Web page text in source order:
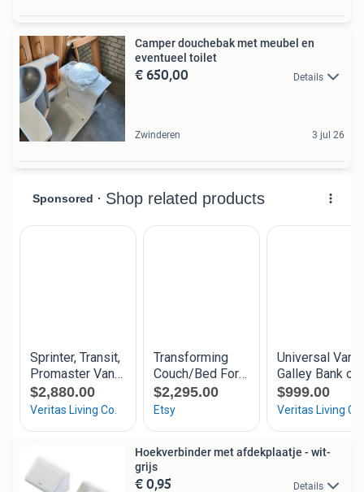
Camper douchebak met meubel en
eventueel toilet
€ 650,00 Details
Zwinderen 3 jul 26
Hoekverbinder met afdekplaatje - wit-
grijs
€ 0,95 Details